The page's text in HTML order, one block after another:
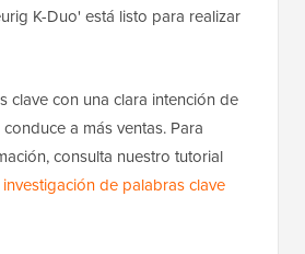
K-Duo' está listo para realizar
clave con una clara intención de
a más ventas. Para
consulta nuestro tutorial
de palabras clave